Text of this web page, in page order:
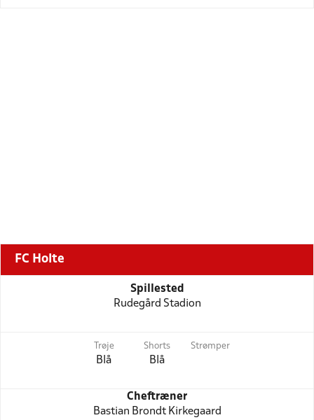
FC Holte
Spillested
Rudegård Stadion
Trøje
Blå
Shorts
Blå
Strømper
Cheftræner
Bastian Brondt Kirkegaard